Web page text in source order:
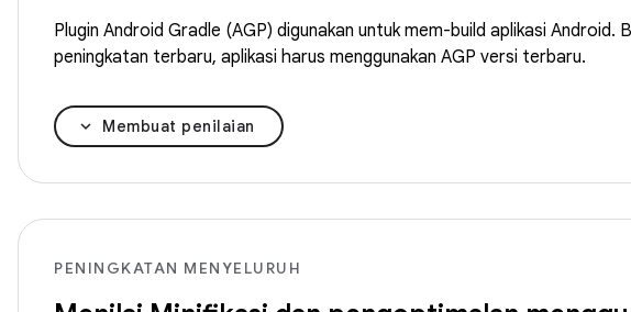
Plugin Android Gradle (AGP) digunakan untuk mem-build aplikasi
peningkatan terbaru, aplikasi harus menggunakan AGP versi terbaru.
Membuat penilaian
PENINGKATAN MENYELURUH